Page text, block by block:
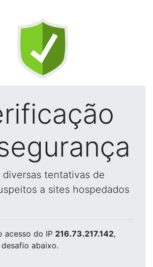
diversas tentativas de
a sites hospedados
acesso do IP 216.73.217.142,
abaixo.